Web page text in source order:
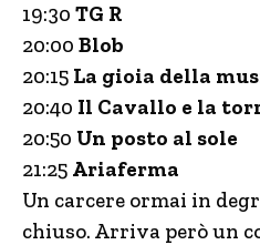
19:30 TG R
20:00 Blob
20:15 La gioia della
20:40 Il Cavallo e la
20:50 Un posto al sole
21:25 Ariaferma
Un carcere ormai in
chiuso. Arriva però un